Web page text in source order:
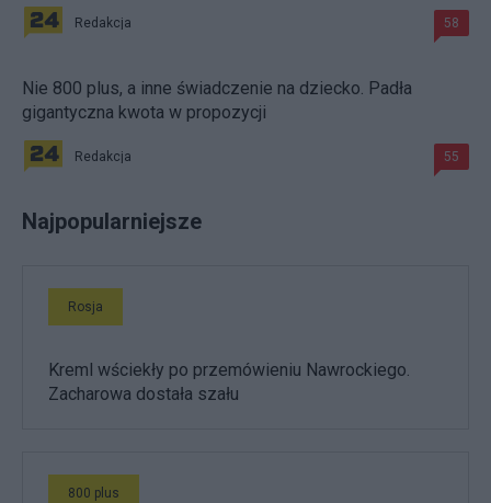
Redakcja 58
Nie 800 plus, a inne świadczenie na dziecko. Padła
gigantyczna kwota w propozycji
Redakcja 55
Najpopularniejsze
Rosja
Kreml wściekły po przemówieniu Nawrockiego.
Zacharowa dostała szału
800 plus